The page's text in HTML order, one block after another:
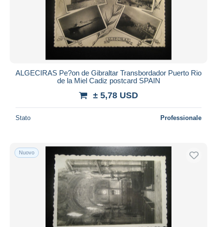
ALGECIRAS Pe?on de Gibraltar Transbordador Puerto Rio
de la Miel Cadiz postcard SPAIN
± 5,78 USD
Stato Professionale
Nuovo